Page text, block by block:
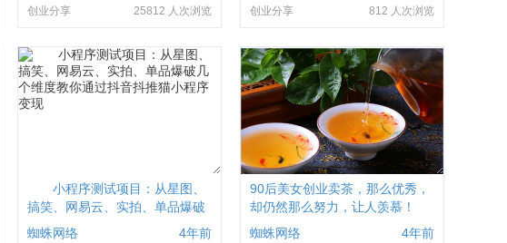
创业分享 25812 人次浏览 创业分享 812 人次浏览
小程序测试项目：从星图、
搞笑、网易云、实拍、单品爆破
几个维度教你通过抖音抖推猫小
蜘蛛网络 4年前
90后美女创业卖茶，那么优秀，
却仍然那么努力，让人羡慕！
蜘蛛网络
4年前